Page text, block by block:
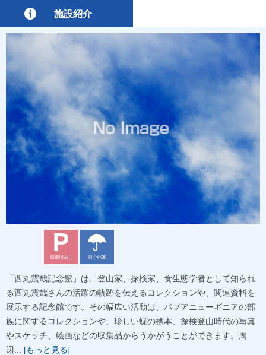
施設紹介
駐車場あり 雨でもOK
「西丸震哉記念館」は、登山家、探検家、食生態学者として知られ
る西丸震哉さんの活躍の軌跡を伝えるコレクションや、関連資料を
展示する記念館です。その幅広い活動は、パプアニューギニアの部
族に関するコレクションや、珍しい蝶の標本、探検登山時代の写真
やスケッチ、絵画などの収集品からうかがうことができます。周
辺... [もっと見る]